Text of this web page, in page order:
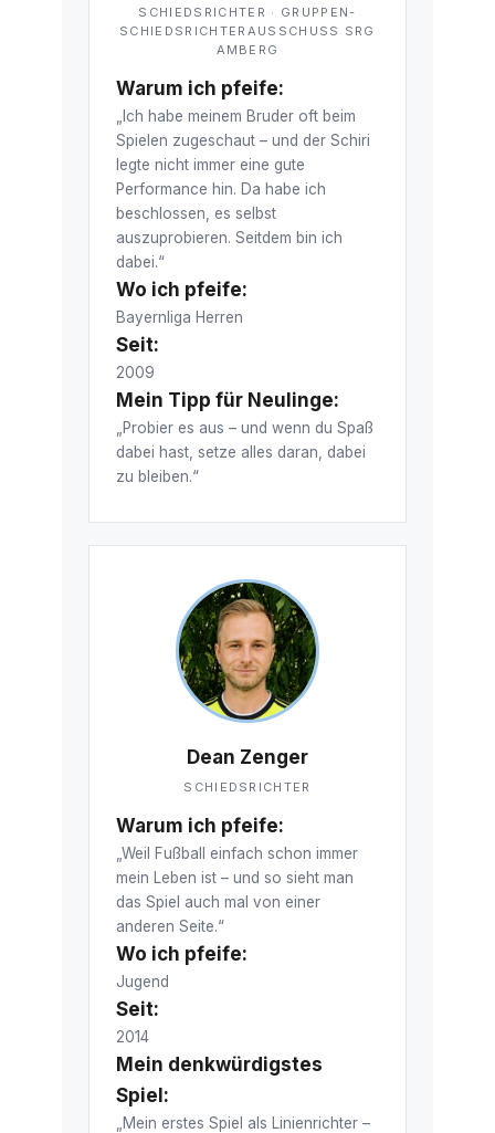
SCHIEDSRICHTER · GRUPPEN-
SCHIEDSRICHTERAUSSCHUSS SRG
AMBERG
Warum ich pfeife:
„Ich habe meinem Bruder oft beim
Spielen zugeschaut – und der Schiri
legte nicht immer eine gute
Performance hin. Da habe ich
beschlossen, es selbst
auszuprobieren. Seitdem bin ich
dabei.“
Wo ich pfeife:
Bayernliga Herren
Seit:
2009
Mein Tipp für Neulinge:
„Probier es aus – und wenn du Spaß
dabei hast, setze alles daran, dabei
zu bleiben.“
Dean Zenger
SCHIEDSRICHTER
Warum ich pfeife:
„Weil Fußball einfach schon immer
mein Leben ist – und so sieht man
das Spiel auch mal von einer
anderen Seite.“
Wo ich pfeife:
Jugend
Seit:
2014
Mein denkwürdigstes
Spiel:
„Mein erstes Spiel als Linienrichter –